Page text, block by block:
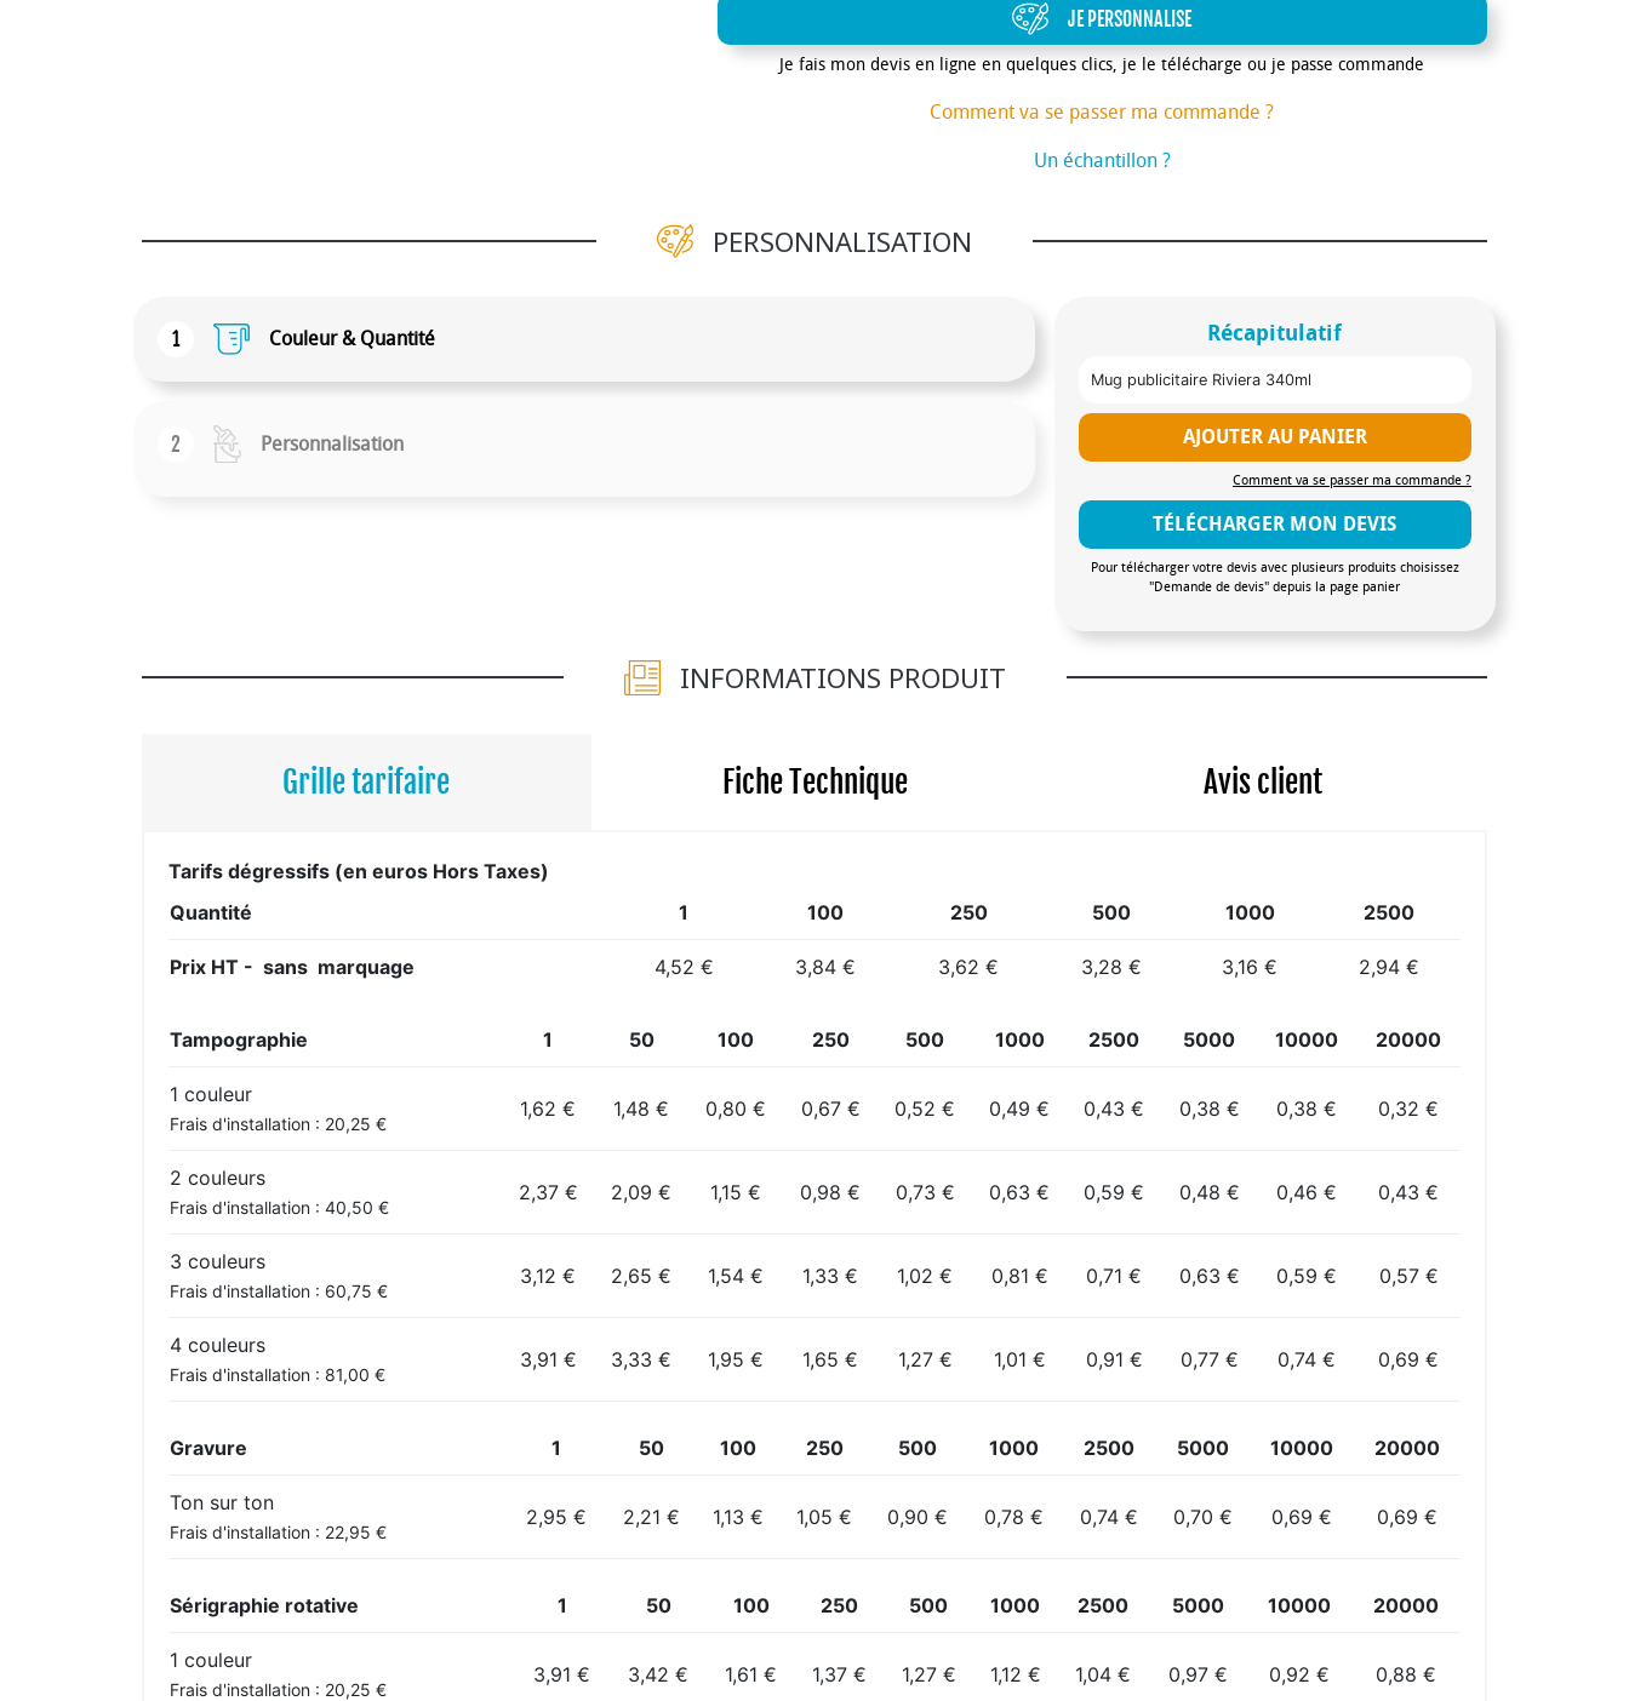
JE PERSONNALISE
Je fais mon devis en ligne en quelques clics, je le télécharge ou je passe commande
Comment va se passer ma commande ?
Un échantillon ?
PERSONNALISATION
1 Couleur & Quantité
2 Personnalisation
Récapitulatif
Mug publicitaire Riviera 340ml
AJOUTER AU PANIER
Comment va se passer ma commande ?
TÉLÉCHARGER MON DEVIS
Pour télécharger votre devis avec plusieurs produits choisissez
"Demande de devis" depuis la page panier
INFORMATIONS PRODUIT
Grille tarifaire Fiche Technique Avis client
Tarifs dégressifs (en euros Hors Taxes)
Quantité
1 100 250 500 1000 2500
Prix HT - sans marquage 4,52 € 3,84 € 3,62 € 3,28 € 3,16 € 2,94 €
Tampographie 1 50 100 250 500 1000 2500 5000 10000 20000
1 couleur
Frais d'installation : 20,25 €
1,62 € 1,48 € 0,80 € 0,67 € 0,52 € 0,49 € 0,43 € 0,38 € 0,38 € 0,32 €
2 couleurs
Frais d'installation : 40,50 €
2,37 € 2,09 € 1,15 € 0,98 € 0,73 € 0,63 € 0,59 € 0,48 € 0,46 € 0,43 €
3 couleurs
Frais d'installation : 60,75 €
3,12 € 2,65 € 1,54 € 1,33 € 1,02 € 0,81 € 0,71 € 0,63 € 0,59 € 0,57 €
4 couleurs
Frais d'installation : 81,00 €
3,91 € 3,33 € 1,95 € 1,65 € 1,27 € 1,01 € 0,91 € 0,77 € 0,74 € 0,69 €
Gravure 1 50 100 250 500 1000 2500 5000 10000 20000
Ton sur ton
Frais d'installation : 22,95 €
2,95 € 2,21 € 1,13 € 1,05 € 0,90 € 0,78 € 0,74 € 0,70 € 0,69 € 0,69 €
Sérigraphie rotative 1 50 100 250 500 1000 2500 5000 10000 20000
1 couleur
Frais d'installation : 20,25 €
3,91 € 3,42 € 1,61 € 1,37 € 1,27 € 1,12 € 1,04 € 0,97 € 0,92 € 0,88 €